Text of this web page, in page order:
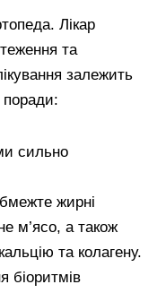
Лікар
та
залежить
поради:
сильно
жирні
м’ясо, а також
та колагену.
біоритмів